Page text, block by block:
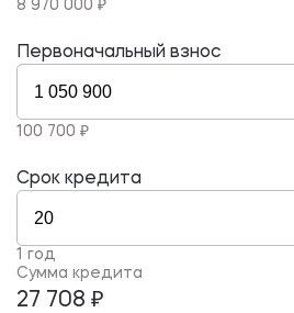
8 970 000 ₽
Первоначальный взнос
100 700 ₽
Срок кредита
1 год
Сумма кредита
27 708 ₽